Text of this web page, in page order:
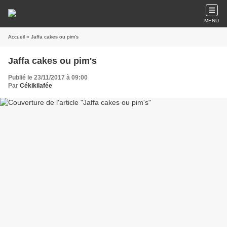
MENU
Accueil » Jaffa cakes ou pim's
Jaffa cakes ou pim's
Publié le 23/11/2017 à 09:00
Par Cékikilafée